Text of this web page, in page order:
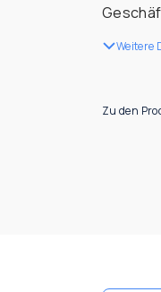
Weitere
Zu den